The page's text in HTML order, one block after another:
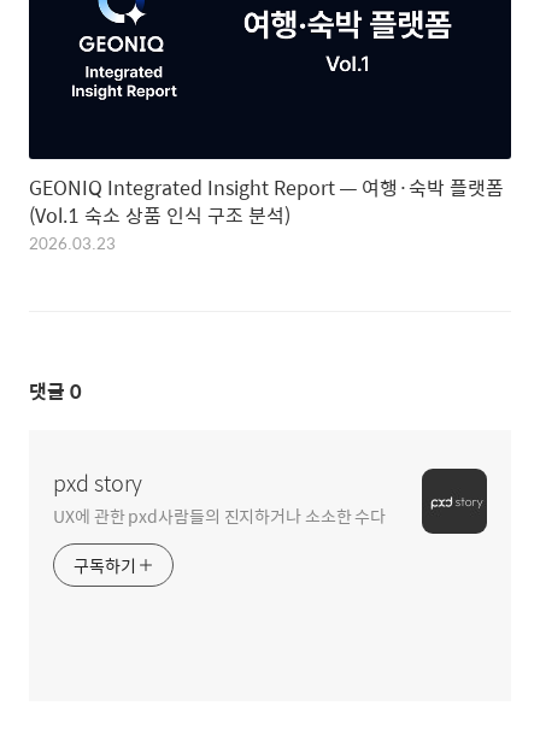
GEONIQ Integrated Insight Report — 여행·숙박 플랫폼
(Vol.1 숙소 상품 인식 구조 분석)
2026.03.23
댓글 0
pxd story
UX에 관한 pxd사람들의 진지하거나 소소한 수다
구독하기